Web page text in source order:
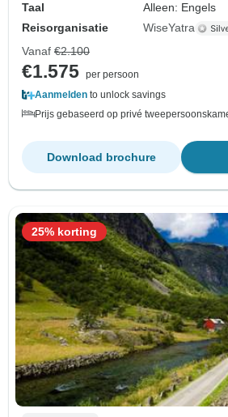
Taal
Alleen: Engels
Reisorganisatie
WiseYatra
Vanaf €2.100
€1.575 per persoon
Aanmelden to unlock savings
Prijs gebaseerd op privé
Download brochure
25% korting